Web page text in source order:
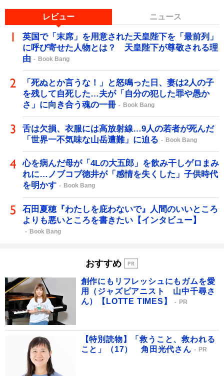
レビュー ニュース
英国で「末席」を用意された天皇陛下を「最前列」
に呼び寄せた人物とは？ 天皇陛下が尊敬される理
由
Book Bang
「死ぬとか言うな！」と怒鳴った日、妻は2人の子
を残して自死した…夫が「自分の犯した罪や愚か
さ」に向き合う魂の一冊
Book Bang
舌は欠損、衣服には高放射線…9人の若者が死んだ
「世界一不気味な山岳遭難」に迫る
Book Bang
心を病んだ母が「4Lの大五郎」を飲み干しゲロまみ
れに…ノブコブ徳井が「感情を失くした」子供時代
を明かす
Book Bang
石田夏穂『わたしを庇わないで』人間のいいところ
よりも悪いところを書きたい【インタビュー】
Book Bang
おすすめ
創作にもリフレッシュにもガムを愛
用（ジャズピアニスト 山中千尋さ
ん）【LOTTE TIMES】
PR
【特別読物】「救うこと、救われる
こと」（17） 角田光代さん
PR